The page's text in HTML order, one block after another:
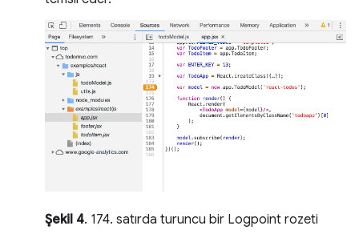
Şekil 4. 174. satırda turuncu bir Logpoint rozeti